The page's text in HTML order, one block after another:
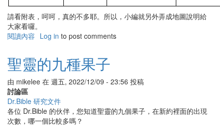
請看附表，呵呵，真的不多耶。所以，小編就另外弄成地圖說明給
大家看囉。
閱讀內容 有
聖
經
的
Log in to post comments
聖靈的九種果子
由 mikelee 在 週五, 2022/12/09 - 23:56 投稿
討論區
Dr.Bible 研究文件
各位 Dr.Bible 的伙伴，您知道聖靈的九個果子，在新約裡面的出現
次數，哪一個比較多嗎？